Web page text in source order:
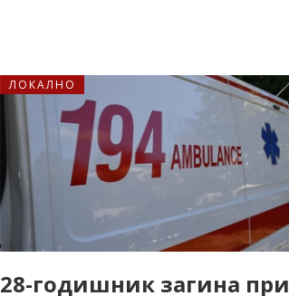
ЛОКАЛНО
28-годишник загина при